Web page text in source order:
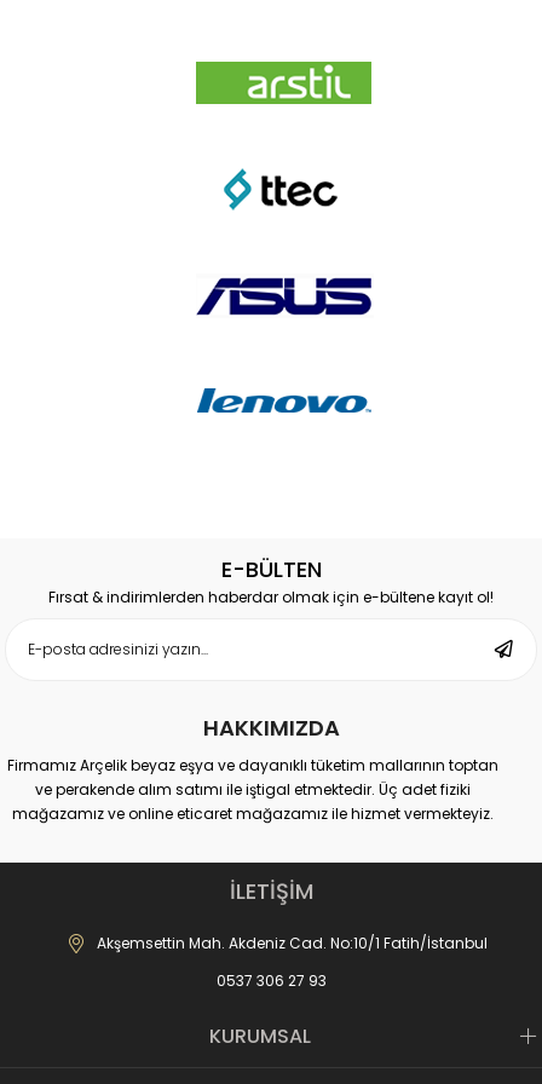
E-BÜLTEN
Fırsat & indirimlerden haberdar olmak için e-bültene kayıt ol!
HAKKIMIZDA
Firmamız Arçelik beyaz eşya ve dayanıklı tüketim mallarının toptan
ve perakende alım satımı ile iştigal etmektedir. Üç adet fiziki
mağazamız ve online eticaret mağazamız ile hizmet vermekteyiz.
Merkez Mağaza:
Akdeniz Cad. No: 10 Fatih-İstanbul
İletişim : 0537 306 81 68
-------------------------------
Fevzipaşa Cad. No:221 Fatih-İstanbul
-------------------------------
İLETİŞİM
Akşemsettin Mah. Akdeniz Cad. No:10/1 Fatih/İstanbul
0537 306 27 93
KURUMSAL